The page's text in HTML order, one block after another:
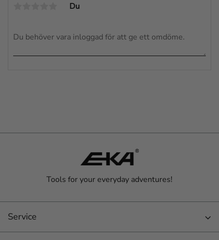
Du
Tools for your everyday adventures!
Service